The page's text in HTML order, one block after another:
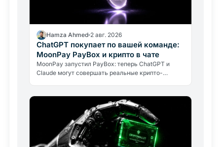
Hamza Ahmed 2 авг. 2026
ChatGPT покупает по вашей команде:
MoonPay PayBox и крипто в чате
MoonPay запустил PayBox: теперь ChatGPT и
Claude могут совершать реальные крипто-